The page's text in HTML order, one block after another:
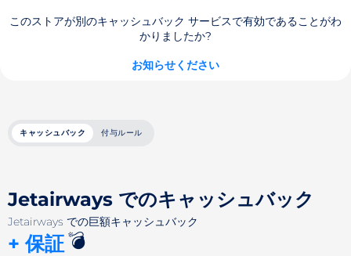
このストアが別のキャッシュバック サービスで有効であることがわ
かりましたか?
お知らせください
キャッシュバック 付与ルール
Jetairways でのキャッシュバック
Jetairways での巨額キャッシュバック
+ 保証💣